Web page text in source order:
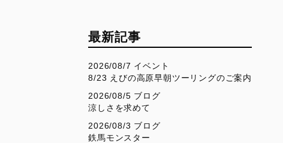
Scrambler 100
1100 Sport PRO
最新記事
2026/08/7 イベント
8/23 えびの高原早朝ツーリングのご案内
2026/08/5 ブログ
涼しさを求めて
2026/08/3 ブログ
鉄馬モンスター